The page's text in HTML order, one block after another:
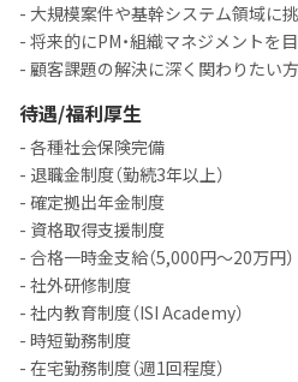
- 大規模案件や基幹システム領域に
- 将来的にPM・組織マネジメントを
- 顧客課題の解決に深く関わりたい方
待遇/福利厚生
- 各種社会保険完備
- 退職金制度（勤続3年以上）
- 確定拠出年金制度
- 資格取得支援制度
- 合格一時金支給（5,000円〜20万円）
- 社外研修制度
- 社内教育制度（ISI Academy）
- 時短勤務制度
- 在宅勤務制度（週1回程度）